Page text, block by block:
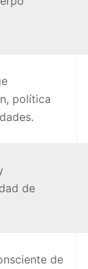
política
de
de